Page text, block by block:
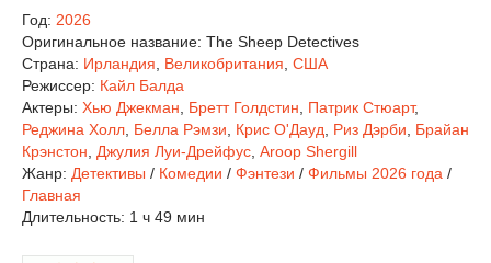
Год: 2026
Оригинальное название: The Sheep Detectives
Страна: Ирландия Великобритания США
Режиссер: Кайл Балда
Актеры: Хью Джекман Бретт Голдстин Патрик Стюарт,
Реджина Холл Белла Рэмзи Крис О'Дауд Риз Дэрби
Брайан
Крэнстон
Джулия Луи-Дрейфус Aroop Shergill
Жанр: Детективы / Комедии / Фэнтези / Фильмы 2026 года /
Главная
Длительность: 1 ч 49 мин